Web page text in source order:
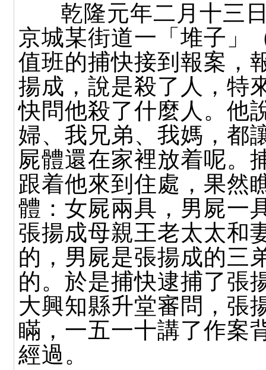
乾隆元年二月十三
京城某街道一「堆子」
值班的捕快接到報案，
揚成，說是殺了人，特
快問他殺了什麼人。他
婦、我兄弟、我媽，都
屍體還在家裡放着呢。
跟着他來到住處，果然
體：女屍兩具，男屍一
張揚成母親王老太太和
的，男屍是張揚成的三
的。於是捕快逮捕了張
大興知縣升堂審問，張
瞞，一五一十講了作案
經過。